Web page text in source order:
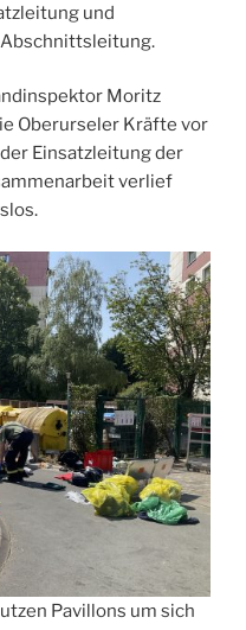
und
Moritz
Oberurseler Kräfte vor
Einsatzleitung der
verlief
Pavillons um sich